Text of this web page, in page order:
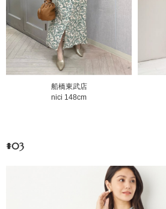
船橋東武店
nici 148cm
#03